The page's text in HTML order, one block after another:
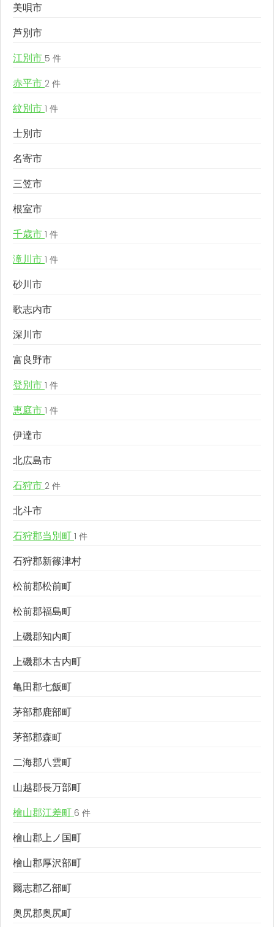
美唄市
芦別市
江別市 5 件
赤平市 2 件
紋別市 1 件
士別市
名寄市
三笠市
根室市
千歳市 1 件
滝川市 1 件
砂川市
歌志内市
深川市
富良野市
登別市 1 件
恵庭市 1 件
伊達市
北広島市
石狩市 2 件
北斗市
石狩郡当別町 1 件
石狩郡新篠津村
松前郡松前町
松前郡福島町
上磯郡知内町
上磯郡木古内町
亀田郡七飯町
茅部郡鹿部町
茅部郡森町
二海郡八雲町
山越郡長万部町
檜山郡江差町 6 件
檜山郡上ノ国町
檜山郡厚沢部町
爾志郡乙部町
奥尻郡奥尻町